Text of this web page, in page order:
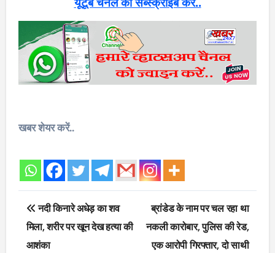
यूटूब चैनल को सब्स्क्राइब करें..
खबर शेयर करें..
Post
navigation
नदी किनारे अधेड़ का शव
मिला, शरीर पर खून देख हत्या की
आशंका
ब्रांडेड के नाम पर चल रहा था
नकली कारोबार, पुलिस की रेड,
एक आरोपी गिरफ्तार, दो साथी